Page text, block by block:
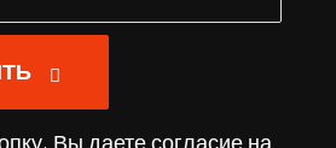
Вы даете согласие на